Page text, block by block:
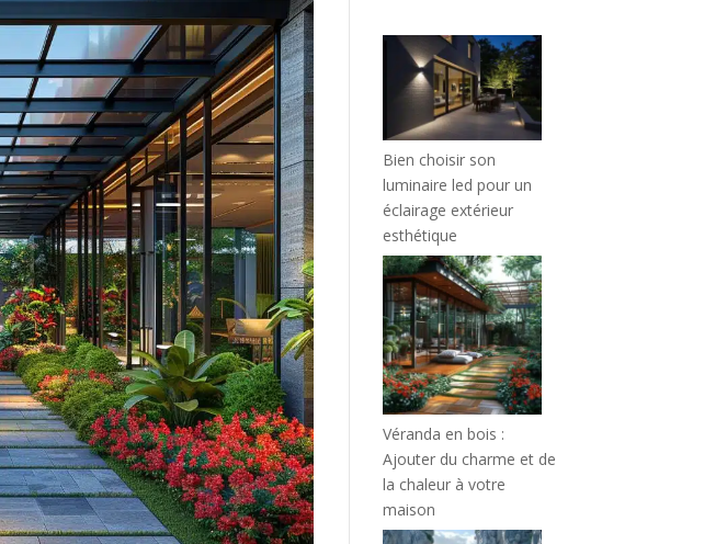
Bien choisir son
luminaire led pour un
éclairage extérieur
esthétique
Véranda en bois :
Ajouter du charme et de
la chaleur à votre
maison